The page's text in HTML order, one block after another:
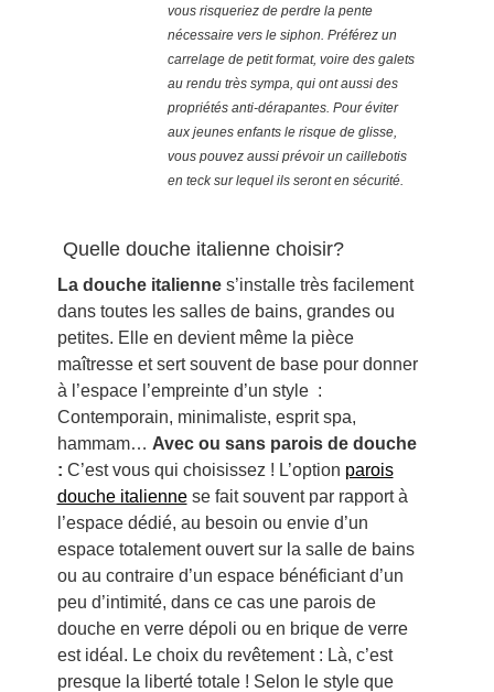
vous risqueriez de perdre la pente
nécessaire vers le siphon. Préférez un
carrelage de petit format, voire des galets
au rendu très sympa, qui ont aussi des
propriétés anti-dérapantes. Pour éviter
aux jeunes enfants le risque de glisse,
vous pouvez aussi prévoir un caillebotis
en teck sur lequel ils seront en sécurité.
Quelle douche italienne choisir?
La douche italienne s’installe très facilement
dans toutes les salles de bains, grandes ou
petites. Elle en devient même la pièce
maîtresse et sert souvent de base pour donner
à l’espace l’empreinte d’un style :
Contemporain, minimaliste, esprit spa,
hammam… Avec ou sans parois de douche
: C’est vous qui choisissez ! L’option parois
douche italiennese fait souvent par rapport à
l’espace dédié, au besoin ou envie d’un
espace totalement ouvert sur la salle de bains
ou au contraire d’un espace bénéficiant d’un
peu d’intimité, dans ce cas une parois de
douche en verre dépoli ou en brique de verre
est idéal. Le choix du revêtement : Là, c’est
presque la liberté totale ! Selon le style que